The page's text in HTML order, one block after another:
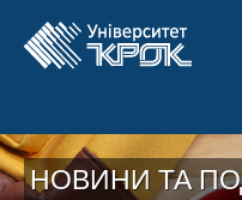
НОВИНИ ТА